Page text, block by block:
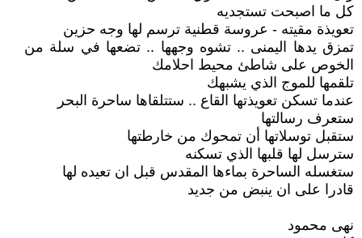
كل ما اصبحت تستجديه
تعويذة مقيته - عروسة قطنية ترسم لها وجه حزين
تمزق يدها اليمنى .. تشوه وجهها .. تضعها في سلة من
الخوص على شاطئ محيط احلامك
تلقمها للموج الذي يشبهك
عندما تسكن تعويذتها القاع .. ستتلقاها ساحرة البحر
ستعرف رسالتها
ستقبل توسلاتها أن تمحوك من خارطتها
سترسل لها قلبها الذي تسكنه
ستغسله الساحرة بماءها المقدس قبل ان تعيده لها
قادرا على ان ينبض من جديد
نهى محمود